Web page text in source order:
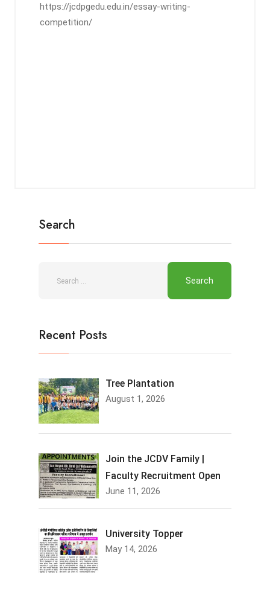
https://jcdpgedu.edu.in/essay-writing-
competition/
Search
Recent Posts
Tree Plantation
August 1, 2026
Join the JCDV Family |
Faculty Recruitment Open
June 11, 2026
University Topper
May 14, 2026